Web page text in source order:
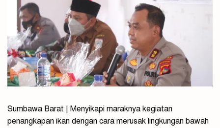
Sumbawa Barat | Menyikapi maraknya kegiatan
penangkapan ikan dengan cara merusak lingkungan bawah